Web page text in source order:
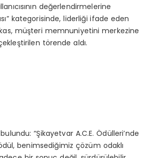
değerlendirmelerine
kategorisinde, liderliği ifade eden
müşteri memnuniyetini merkezine
törende aldı.
“Şikayetvar A.C.E. Ödülleri’nde
benimsediğimiz çözüm odaklı